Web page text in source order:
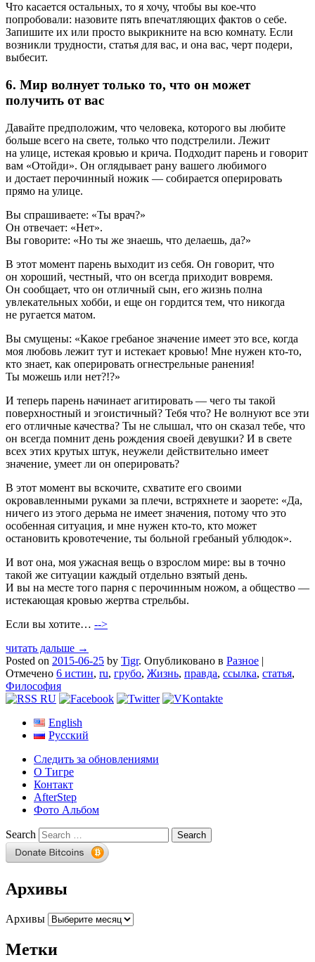
Что касается остальных, то я хочу, чтобы вы кое-что
попробовали: назовите пять впечатляющих фактов о себе.
Запишите их или просто выкрикните на всю комнату. Если
возникли трудности, статья для вас, и она вас, черт подери,
выбесит.
6. Мир волнует только то, что он может
получить от вас
Давайте предположим, что человека, которого вы любите
больше всего на свете, только что подстрелили. Лежит
на улице, истекая кровью и крича. Подходит парень и говорит
вам «Отойди». Он оглядывает рану вашего любимого
и достает перочинный ножик — собирается оперировать
прямо на улице.
Вы спрашиваете: «Ты врач?»
Он отвечает: «Нет».
Вы говорите: «Но ты же знаешь, что делаешь, да?»
В этот момент парень выходит из себя. Он говорит, что
он хороший, честный, что он всегда приходит вовремя.
Он сообщает, что он отличный сын, его жизнь полна
увлекательных хобби, и еще он гордится тем, что никогда
не ругается матом.
Вы смущены: «Какое гребаное значение имеет это все, когда
моя любовь лежит тут и истекает кровью! Мне нужен кто-то,
кто знает, как оперировать огнестрельные ранения!
Ты можешь или нет?!?»
И теперь парень начинает агитировать — чего ты такой
поверхностный и эгоистичный? Тебя что? Не волнуют все эти
его отличные качества? Ты не слышал, что он сказал тебе, что
он всегда помнит день рождения своей девушки? И в свете
всех этих крутых штук, неужели действительно имеет
значение, умеет ли он оперировать?
В этот момент вы вскочите, схватите его своими
окровавленными руками за плечи, встряхнете и заорете: «Да,
ничего из этого дерьма не имеет значения, потому что это
особенная ситуация, и мне нужен кто-то, кто может
остановить кровотечение, ты больной гребаный ублюдок».
И вот она, моя ужасная вещь о взрослом мире: вы в точно
такой же ситуации каждый отдельно взятый день.
И вы на месте того парня с перочинным ножом, а общество —
истекающая кровью жертва стрельбы.
Если вы хотите… -->
читать дальше →
Posted on 2015-06-25 by Tigr. Опубликовано в Разное |
Отмечено 6 истин, ru, грубо, Жизнь, правда, ссылка, статья,
Философия
English
Русский
Следить за обновлениями
О Тигре
Контакт
AfterStep
Фото Альбом
Search
Архивы
Архивы
Метки